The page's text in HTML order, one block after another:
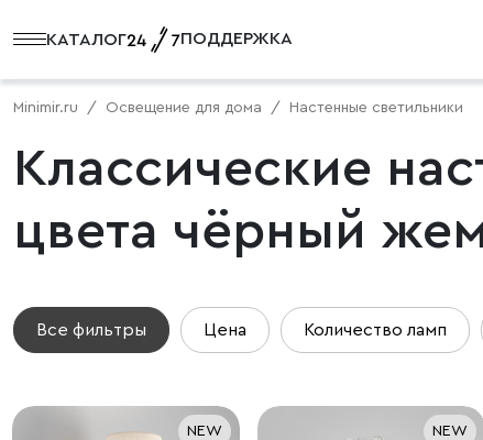
КАТАЛОГ ПОДДЕРЖКА
Minimir.ru Освещение для дома Настенные светильники
Классические
цвета чёрный
Все фильтры Цена Количество ламп
NEW NEW